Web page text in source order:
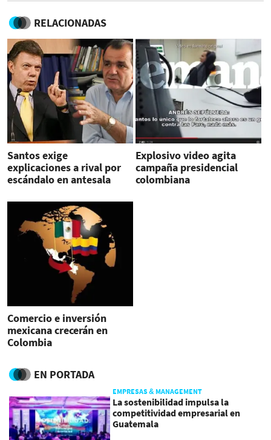
RELACIONADAS
Santos exige
explicaciones a rival por
escándalo en antesala
Explosivo video agita
campaña presidencial
colombiana
Comercio e inversión
mexicana crecerán en
Colombia
EN PORTADA
EMPRESAS & MANAGEMENT
La sostenibilidad impulsa la
competitividad empresarial en
Guatemala